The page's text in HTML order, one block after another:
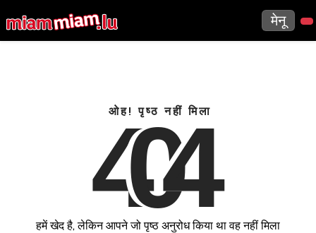
मेनू
ओह! पृष्ठ नहीं मिला
404
हमें खेद है, लेकिन आपने जो पृष्ठ अनुरोध किया था वह नहीं मिला